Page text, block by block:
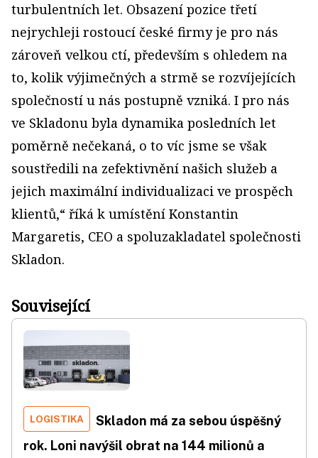
turbulentních let. Obsazení pozice třetí
nejrychleji rostoucí české firmy je pro nás
zároveň velkou ctí, především s ohledem na
to, kolik výjimečných a strmě se rozvíjejících
společností u nás postupně vzniká. I pro nás
ve Skladonu byla dynamika posledních let
poměrně nečekaná, o to víc jsme se však
soustředili na zefektivnění našich služeb a
jejich maximální individualizaci ve prospěch
klientů,“ říká k umístění Konstantin
Margaretis, CEO a spoluzakladatel společnosti
Skladon.
Související
LOGISTIKA
Skladon má za sebou úspěšný
rok. Loni navýšil obrat na 144 milionů a